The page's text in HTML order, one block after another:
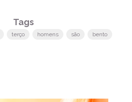
Tags
terço homens são bento